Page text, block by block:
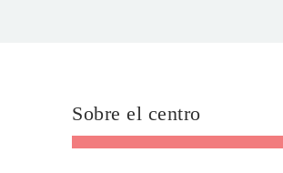
Sobre el centro